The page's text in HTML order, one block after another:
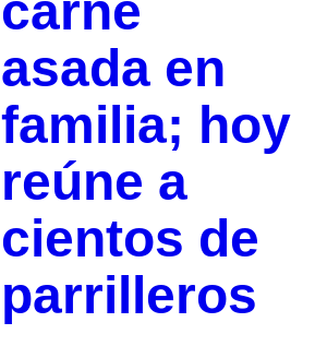
carne
asada en
familia; hoy
reúne a
cientos de
parrilleros